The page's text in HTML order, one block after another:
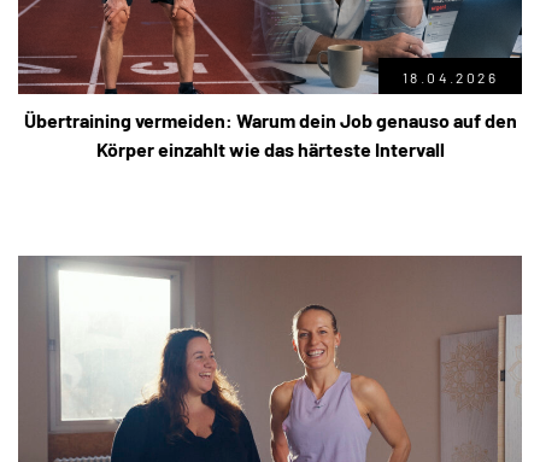
18.04.2026
Übertraining vermeiden: Warum dein Job genauso auf den
Körper einzahlt wie das härteste Intervall